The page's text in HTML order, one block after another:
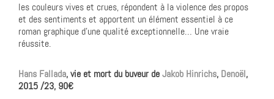
les couleurs vives et crues, répondent à la violence des propos
et des sentiments et apportent un élément essentiel à ce
roman graphique d’une qualité exceptionnelle… Une vraie
réussite.
Hans Fallada, vie et mort du buveur deJakob Hinrichs, Denoël,
2015 /23, 90€